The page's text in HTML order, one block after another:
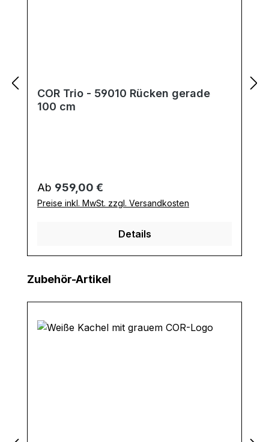
COR Trio - 59010 Rücken gerade
100 cm
Regulärer Preis:
Ab 959,00 €
Preise inkl. MwSt. zzgl. Versandkosten
Details
Produktgalerie überspringen
Zubehör-Artikel